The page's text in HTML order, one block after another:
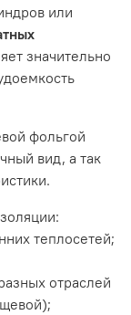
или
значительно
фольгой
вид, а так
теплосетей;
отраслей